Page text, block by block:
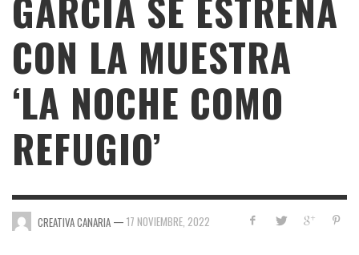
CON LA MUESTRA
‘LA NOCHE COMO
REFUGIO’
CREATIVA CANARIA — 17 NOVIEMBRE, 2022